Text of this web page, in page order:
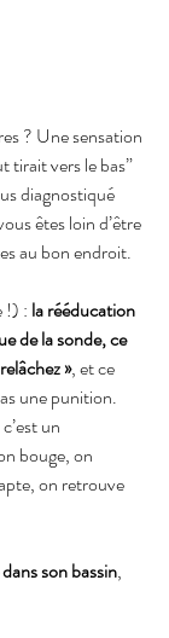
? Une sensation
tirait vers le bas”
diagnostiqué
êtes loin d’être
au bon endroit.
!) : la rééducation
de la sonde, ce
», et ce
une punition.
un
bouge, on
on retrouve
son bassin,